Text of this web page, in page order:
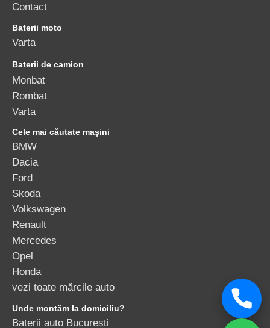
Contact
Baterii moto
Varta
Baterii de camion
Monbat
Rombat
Varta
Cele mai căutate mașini
BMW
Dacia
Ford
Skoda
Volkswagen
Renault
Mercedes
Opel
Honda
vezi toate mărcile auto
Unde montăm la domiciliu?
Baterii auto București